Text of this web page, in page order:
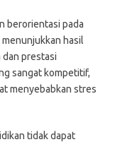
berorientasi pada
hasil
prestasi
sangat kompetitif,
menyebabkan stres
tidak dapat